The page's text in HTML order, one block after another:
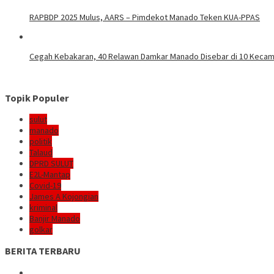
RAPBDP 2025 Mulus, AARS – Pimdekot Manado Teken KUA-PPAS
Cegah Kebakaran, 40 Relawan Damkar Manado Disebar di 10
Topik Populer
sulut
manado
politik
Talaud
DPRD SULUT
E2L-Mantap
Covid-19
James A Kojongian
kriminal
Banjir Manado
golkar
BERITA TERBARU